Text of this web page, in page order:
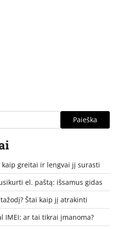
Paieška
kaip greitai ir lengvai jį surasti
el. paštą: išsamus gidas
Štai kaip jį atrakinti
IMEI: ar tai tikrai įmanoma?